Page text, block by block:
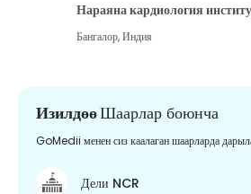
Нараяна кардиология
Бангалор,Индия
ИзилдөөШаарлар боюнча
GoMedii менен сиз каалаган шаарларда
Дели NCR